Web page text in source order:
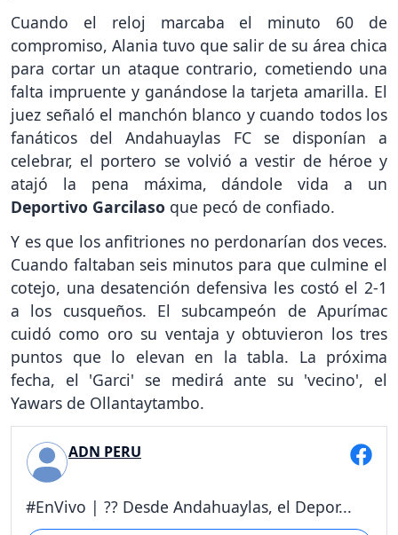
Cuando el reloj marcaba el minuto 60 de
compromiso, Alania tuvo que salir de su área chica
para cortar un ataque contrario, cometiendo una
falta impruente y ganándose la tarjeta amarilla. El
juez señaló el manchón blanco y cuando todos los
fanáticos del Andahuaylas FC se disponían a
celebrar, el portero se volvió a vestir de héroe y
atajó la pena máxima, dándole vida a un
Deportivo Garcilaso que pecó de confiado.
Y es que los anfitriones no perdonarían dos veces.
Cuando faltaban seis minutos para que culmine el
cotejo, una desatención defensiva les costó el 2-1
a los cusqueños. El subcampeón de Apurímac
cuidó como oro su ventaja y obtuvieron los tres
puntos que lo elevan en la tabla. La próxima
fecha, el 'Garci' se medirá ante su 'vecino', el
Yawars de Ollantaytambo.
ADN PERU
#EnVivo | ?? Desde Andahuaylas, el Depor...